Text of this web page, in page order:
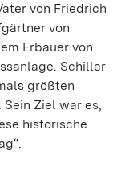
von Friedrich
von
Erbauer von
Schiller
größten
Ziel war es,
historische